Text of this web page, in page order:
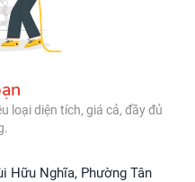
loại diện tích, giá cả, đầy đủ